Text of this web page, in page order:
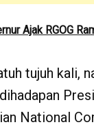
Ajak RGOG
tujuh kali,
National